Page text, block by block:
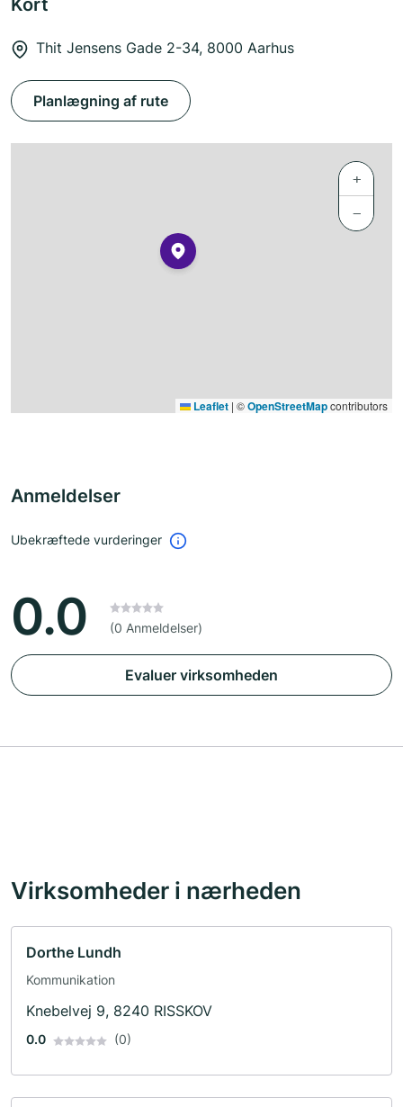
Kort
Thit Jensens Gade 2-34, 8000 Aarhus
Planlægning af rute
+
−
Leaflet | ©OpenStreetMapcontributors
Anmeldelser
Ubekræftede vurderinger
0.0 (0 Anmeldelser)
Evaluer virksomheden
Virksomheder i nærheden
Dorthe Lundh
Kommunikation
Knebelvej 9, 8240 RISSKOV
0.0 (0)